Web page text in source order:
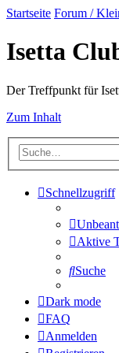
Startseite Forum /
Isetta
Der Treffpunkt für
Zum Inhalt
Schnellzugriff
Aktive
Suche
Dark mode
FAQ
Anmelden